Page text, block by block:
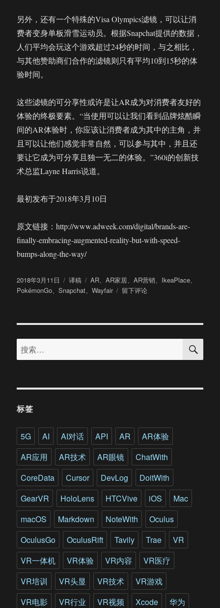
另外，还有一个特殊的Visa Olympics滤镜，可以让消
费者变身单板滑雪运动员。根据Snapchat提供的数据，
人们平均会玩这个游戏超过24秒的时间，与之相比，
与其他赞助商们合作的滤镜则只有平均10到15秒的体
验时间。
这些滤镜的可分享性或许是让AR成为对消费者友好的
体验的终极要素。“当使用可以让我们看到品牌炫酷瞬
间的AR体验时，你应该让消费者成为其中的主角，并
且可以让他们感觉非常自然，可以参与其中，并且还
要让它成为可分享且独一无二的体验。”360i的创新技
术总监Layne Harris说道。
最初发布于2018年3月10日
原文链接：http://www.adweek.com/digital/brands-are-
finally-embracing-augmented-reality-but-with-speed-
bumps-along-the-way/
发
布
2018年3月11日
分
类
译稿
标
签
AR、AR家居、AR营销、 IkeaPlace、
PokémonGo、Snapchat、Wayfair
于
越
的
牌
你
考
虑
到
这
些
要
素
了
吗?
留下评论
搜
索：
搜
标签
5G AI AI对话 API AR
AR体验
AR应用
AR技术 AR眼镜
ChatWith
CoreData
Cursor DevLog
DoitWith
GearVR
HoloLens HTCVive iOS
Mac
macOS
Markdown NoteWith
Oculus
OculusGo
OculusRift Tavily Trae
VR
VR一体机
VR体验 VR内容
VR医疗
VR培训
VR头显 VR技术
VR游戏
VR电影
VR行业 VR视频 Xcode
华为